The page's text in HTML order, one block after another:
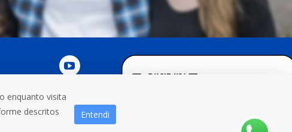
CONOSCO
enquanto visita
descritos
Entendi